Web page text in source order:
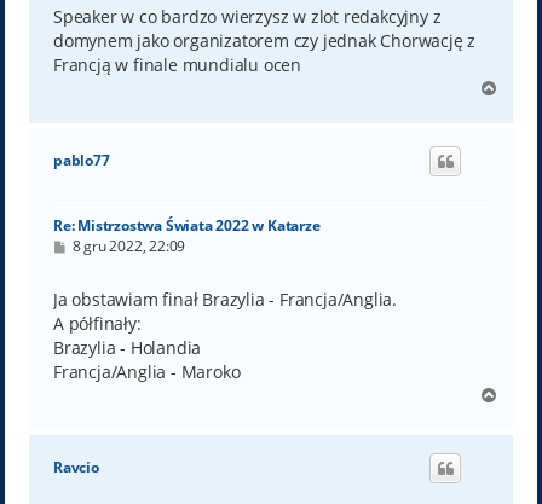
t
Speaker w co bardzo wierzysz w zlot redakcyjny z
domynem jako organizatorem czy jednak Chorwację z
Francją w finale mundialu ocen
g
pablo77
Re: Mistrzostwa Świata 2022 w Katarze
P
t
8 gru 2022, 22:09
Ja obstawiam finał Brazylia - Francja/Anglia.
A półfinały:
Brazylia - Holandia
Francja/Anglia - Maroko
g
Ravcio